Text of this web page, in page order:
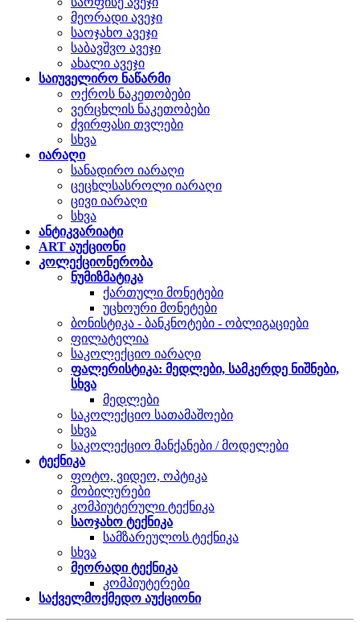
მეორადი ავეჯი
საოჯახო ავეჯი
საბავშვო ავეჯი
ახალი ავეჯი
საიუველირო ნაწარმი
ოქროს ნაკეთობები
ვერცხლის ნაკეთობები
ძვირფასი თვლები
სხვა
იარაღი
სანადირო იარაღი
ცეცხლსასროლი იარაღი
ცივი იარაღი
სხვა
ანტიკვარიატი
ART აუქციონი
კოლექციონერობა
ნუმიზმატიკა
ქართული მონეტები
უცხოური მონეტები
ბონისტიკა - ბანკნოტები - ობლიგაციები
ფილატელია
საკოლექციო იარაღი
ფალერისტიკა: მედლები, სამკერდე ნიშნები,
სხვა
მედლები
საკოლექციო სათამაშოები
სხვა
საკოლექციო მანქანები / მოდელები
ტექნიკა
ფოტო, ვიდეო, ოპტიკა
მობილურები
კომპიუტერული ტექნიკა
საოჯახო ტექნიკა
სამზარეულოს ტექნიკა
სხვა
მეორადი ტექნიკა
კომპიუტერები
საქველმოქმედო აუქციონი